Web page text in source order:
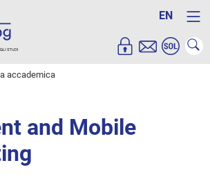
EN
accademica
and Mobile